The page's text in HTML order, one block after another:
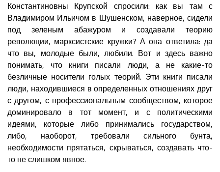
Константиновны Крупской спросили: как вы там с
Владимиром Ильичом в Шушенском, наверное, сидели
под зеленым абажуром и создавали теорию
революции, марксистские кружки? А она ответила: да
что вы, молодые были, любили. Вот и здесь важно
понимать, что книги писали люди, а не какие-то
безличные носители голых теорий. Эти книги писали
люди, находившиеся в определенных отношениях друг
с другом, с профессиональным сообществом, которое
доминировало в тот момент, и с политическими
идеями, которые либо принимались государством,
либо, наоборот, требовали сильного бунта,
необходимости прятаться, скрываться, создавать что-
то не слишком явное.